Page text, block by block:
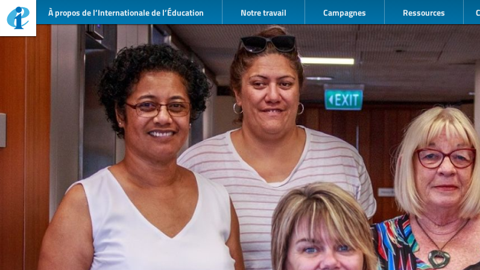
À propos de l’Internationale de l’Éducation Notre travail Campagnes Ressources